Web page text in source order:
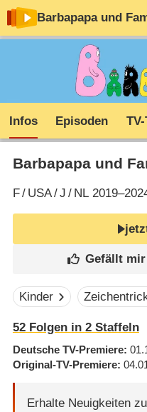
Barbapapa und
Infos Episoden
Barbapapa und
F/ USA/J / NL
Kinder
52Folgen in 2Staffeln
Deutsche TV-Premiere
Original-TV-Premiere
Erhalte Neuigkeiten zu